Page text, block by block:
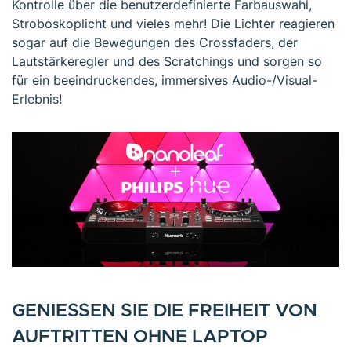
Kontrolle über die benutzerdefinierte Farbauswahl,
Stroboskoplicht und vieles mehr! Die Lichter reagieren
sogar auf die Bewegungen des Crossfaders, der
Lautstärkeregler und des Scratchings und sorgen so
für ein beeindruckendes, immersives Audio-/Visual-
Erlebnis!
GENIESSEN SIE DIE FREIHEIT VON
AUFTRITTEN OHNE LAPTOP